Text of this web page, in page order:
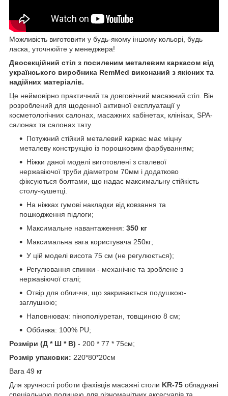
Можливість виготовити у будь-якому іншому кольорі, будь
ласка, уточнюйте у менеджера!
Двосекційний стіл з посиленим металевим каркасом від
українського виробника RemMed виконаний з якісних та
надійних матеріалів.
Це неймовірно практичний та довговічний масажний стіл. Він
розроблений для щоденної активної експлуатації у
косметологічних салонах, масажних кабінетах, клініках, SPA-
салонах та салонах тату.
Потужний стійкий металевий каркас має міцну
металеву конструкцію із порошковим фарбуванням;
Ніжки даної моделі виготовлені з сталевої
нержавіючої труби діаметром 70мм і додатково
фіксуються болтами, що надає максимальну стійкість
столу-кушетці.
На ніжках гумові накладки від ковзання та
пошкодження підлоги;
Максимальне навантаження: 350 кг
Максимальна вага користувача 250кг;
У цій моделі висота 75 см (не регулюється);
Регулювання спинки - механічне та зроблене з
нержавіючої сталі;
Отвір для обличчя, що закривається подушкою-
заглушкою;
Наповнювач: пінополіуретан, товщиною 8 см;
Оббивка: 100% PU;
Розміри (Д * Ш * В) - 200 * 77 * 75см;
Розмір упаковки: 220*80*20см
Вага 49 кг
Для зручності роботи фахівців масажні столи KR-75 обладнані